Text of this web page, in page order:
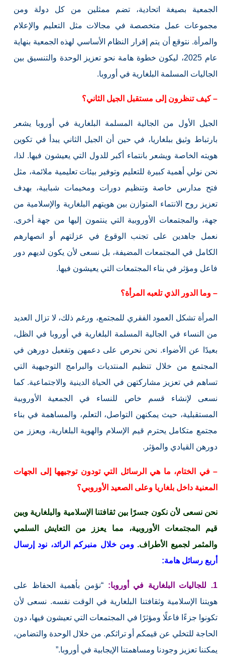
الجمعية بصيغة اتحادية، تضم ممثلين من كل دولة ومن
مجموعات عمل متخصصة في مجالات مثل التعليم والإعلام
والمرأة. نتوقع أن يتم إقرار النظام الأساسي لهذه الجمعية بنهاية
عام 2025، ليكون خطوة هامة نحو تعزيز الوحدة والتنسيق بين
الجاليات المسلمة البلغارية في أوروبا.
– كيف تنظرون إلى مستقبل الجيل الثاني؟
الجيل الأول من الجالية المسلمة البلغارية في أوروبا يشعر
بارتباط وثيق ببلغاريا، في حين أن الجيل الثاني يبدأ في تكوين
هويته الخاصة ويشعر بانتماء أكبر للدول التي يعيشون فيها. لذا،
نحن نولي أهمية كبيرة للتعليم وتوفير بيئات تعليمية ملائمة، مثل
فتح مدارس خاصة وتنظيم دورات ومخيمات شبابية، بهدف
تعزيز روح الانتماء المتوازن بين هويتهم البلغارية والإسلامية من
جهة، والمجتمعات الأوروبية التي ينتمون إليها من جهة أخرى.
نعمل جاهدين على تجنب الوقوع في عزلتهم أو انصهارهم
الكامل في المجتمعات المضيفة، بل نسعى لأن يكون لديهم دور
فاعل ومؤثر في بناء المجتمعات التي يعيشون فيها.
– وما الدور الذي تلعبه المرأة؟
المرأة تشكل العمود الفقري للمجتمع، ورغم ذلك، لا تزال العديد
من النساء في الجالية المسلمة البلغارية في أوروبا في الظل،
بعيدًا عن الأضواء. نحن نحرص على دعمهن وتفعيل دورهن في
المجتمع من خلال تنظيم المنتديات والبرامج التوجيهية التي
تساهم في تعزيز مشاركتهن في الحياة الدينية والاجتماعية. كما
نسعى لإنشاء قسم خاص للنساء في الجمعية الأوروبية
المستقبلية، حيث يمكنهن التواصل، التعلم، والمساهمة في بناء
مجتمع متكامل يحترم قيم الإسلام والهوية البلغارية، ويعزز من
دورهن القيادي والمؤثر.
– في الختام، ما هي الرسائل التي تودون توجيهها إلى الجهات
المعنية داخل بلغاريا وعلى الصعيد الأوروبي؟
نحن نسعى لأن نكون جسرًا بين ثقافتنا الإسلامية والبلغارية وبين
قيم المجتمعات الأوروبية، مما يعزز من التعايش السلمي
والمثمر لجميع الأطراف. ومن خلال منبركم الرائد، نود إرسال
أربع رسائل هامة:
1. للجاليات البلغارية في أوروبا:
“نؤمن بأهمية الحفاظ على
هويتنا الإسلامية وثقافتنا البلغارية في الوقت نفسه. نسعى لأن
تكونوا جزءًا فاعلًا ومؤثرًا في المجتمعات التي تعيشون فيها، دون
الحاجة للتخلي عن قيمكم أو تراثكم. من خلال الوحدة والتضامن،
يمكننا تعزيز وجودنا ومساهمتنا الإيجابية في أوروبا.”